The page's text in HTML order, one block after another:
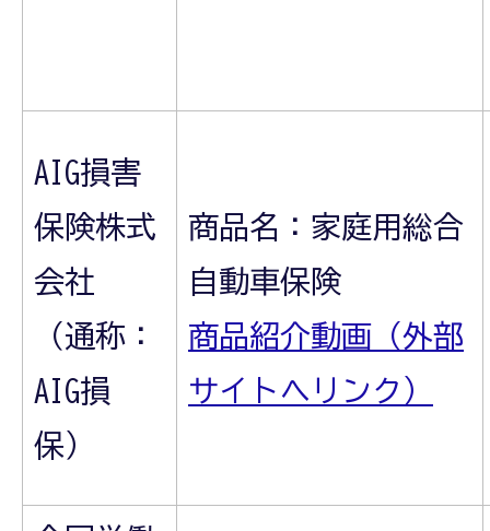
AIG損害
保険株式
会社
（通称：
AIG損
保）
商品名：家庭用総合
自動車保険
商品紹介動画（外部
サイトへリンク）